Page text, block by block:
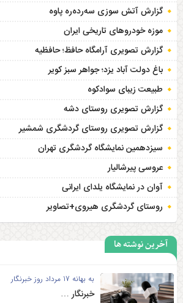
گزارش آتش سوزی سەردەرە پاوه
موزه خودروهای تاریخی ایران
گزارش تصویری آرامگاه حافظ؛ حافظیه‎
باغ دولت آباد یزد؛ جواهر سبز کویر
طبیعت زیبای سوادکوه
گزارش تصویری روستای دشه
گزارش تصویری روستای گردشگری شمشیر
سیزدهمین نمایشگاه گردشگری تهران
عروسی پیرشالیار
آوان در نمایشگاه یلدای ایرانی
روستای گردشگری هیروی+تصاویر
آخرین نوشته ها
به بهانه 17 مرداد روز خبرنگار
خبرنگار …